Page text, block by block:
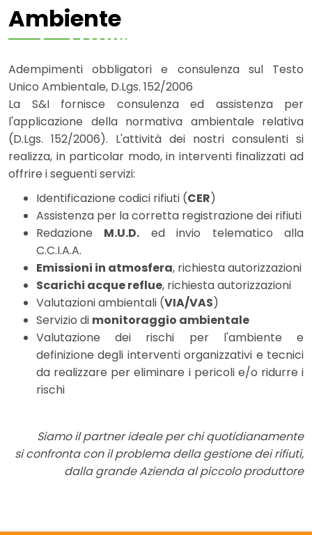
Ambiente
Adempimenti obbligatori e consulenza sul Testo
Unico Ambientale, D.Lgs. 152/2006
La S&I fornisce consulenza ed assistenza per
l'applicazione della normativa ambientale relativa
(D.Lgs. 152/2006). L'attività dei nostri consulenti si
realizza, in particolar modo, in interventi finalizzati ad
offrire i seguenti servizi:
Identificazione codici rifiuti (CER)
Assistenza per la corretta registrazione dei rifiuti
Redazione M.U.D. ed invio telematico alla
C.C.I.A.A.
Emissioni in atmosfera, richiesta autorizzazioni
Scarichi acque reflue, richiesta autorizzazioni
Valutazioni ambientali (VIA/VAS)
Servizio di monitoraggio ambientale
Valutazione dei rischi per l'ambiente e
definizione degli interventi organizzativi e tecnici
da realizzare per eliminare i pericoli e/o ridurre i
rischi
Siamo il partner ideale per chi quotidianamente
si confronta con il problema della gestione dei rifiuti,
dalla grande Azienda al piccolo produttore